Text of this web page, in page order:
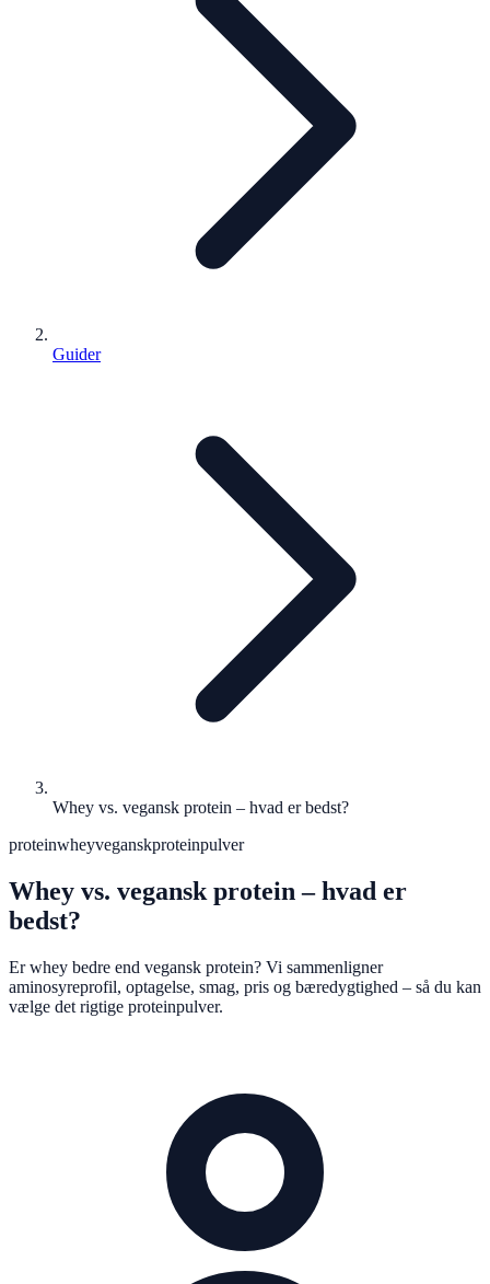
Guider
Whey vs. vegansk protein – hvad er bedst?
proteinwheyveganskproteinpulver
Whey vs. vegansk protein – hvad er
bedst?
Er whey bedre end vegansk protein? Vi sammenligner
aminosyreprofil, optagelse, smag, pris og bæredygtighed – så du kan
vælge det rigtige proteinpulver.